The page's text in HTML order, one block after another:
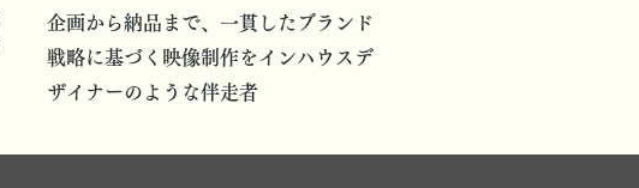
企画から納品まで、一貫したブランド
戦略に基づく映像制作をインハウスデ
ザイナーのような伴走者